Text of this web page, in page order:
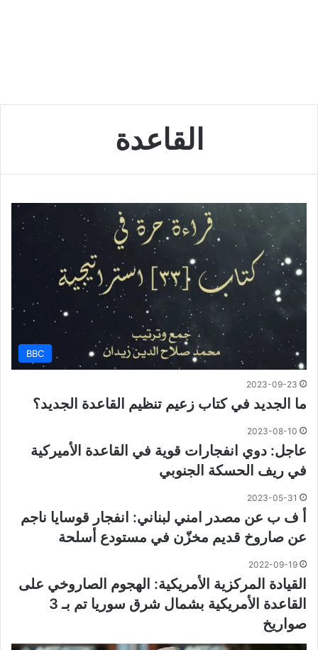
القاعدة
BBC
2023-09-23
ما الجديد في كتاب زعيم تنظيم القاعدة الجديد؟
2023-08-10
عاجل: دوي انفجارات قوية في القاعدة الأميركية
في ريف الحسكة الجنوبي
2023-05-31
أ ف ب عن مصدر امني لبناني: انفجار قوسايا ناجم
عن صاروخ قديم مخزّن في مستودع أسلحة
2022-09-19
القيادة المركزية الأمريكية: الهجوم الصاروخي على
القاعدة الأمريكية بشمال شرق سوريا تم بـ 3
صواريخ